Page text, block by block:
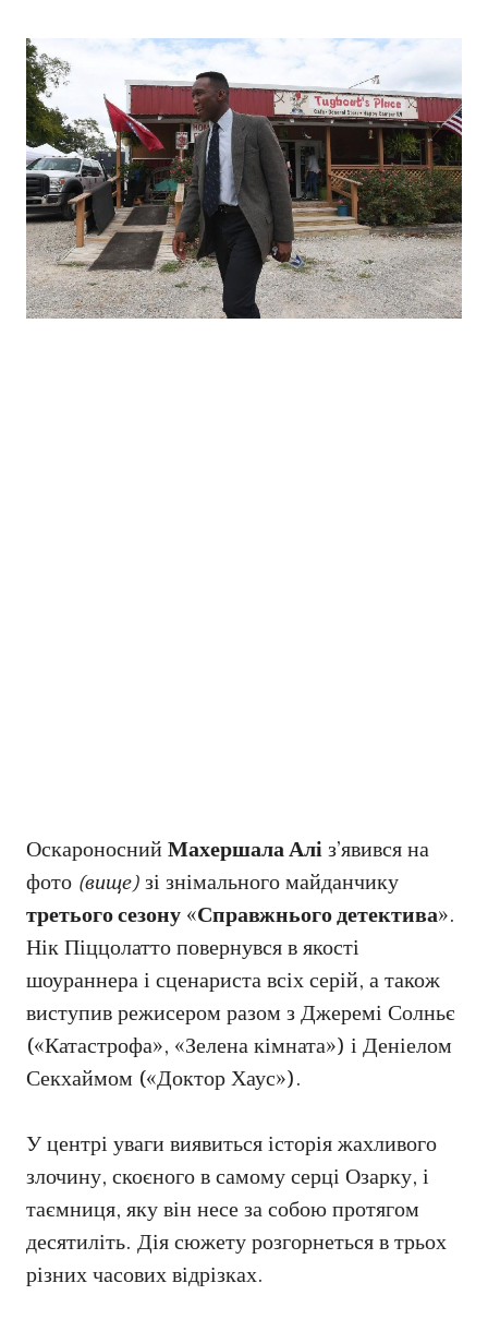
ОскароноснийМахершала Аліз’явився на
фото (вище)зі знімального майданчику
третього сезону «Справжнього детектива».
Нік Піццолатто повернувся в якості
шоураннера і сценариста всіх серій, а також
виступив режисером разом з Джеремі Солньє
(«Катастрофа», «Зелена кімната») і Деніелом
Секхаймом («Доктор Хаус»).
У центрі уваги виявиться історія жахливого
злочину, скоєного в самому серці Озарку, і
таємниця, яку він несе за собою протягом
десятиліть. Дія сюжету розгорнеться в трьох
різних часових відрізках.